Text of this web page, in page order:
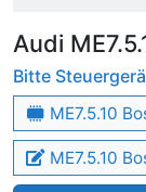
Audi
Bitte
ME7.5.10
ME7.5.10